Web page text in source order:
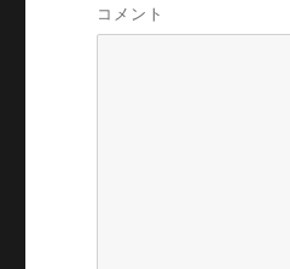
コメント